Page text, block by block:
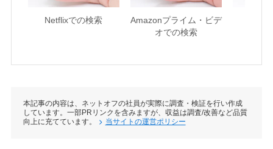
Netflixでの検索
Amazonプライム・ビデ
オでの検索
本記事の内容は、ネットオフの社員が実際に調査・検証を行い作成
しています。一部PRリンクを含みますが、収益は調査/改善など品質
向上に充てています。
当サイトの運営ポリシー